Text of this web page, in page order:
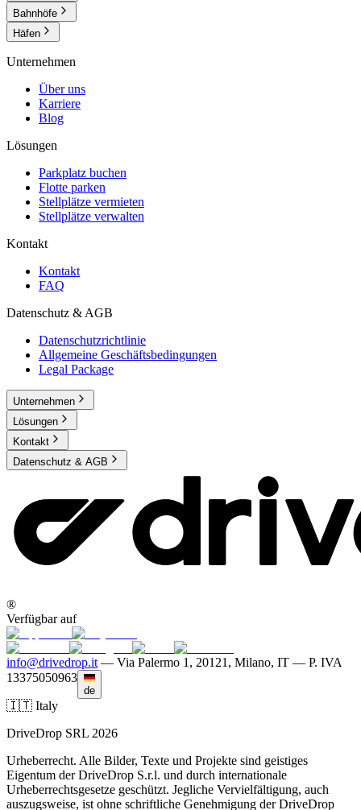
Bahnhöfe
Häfen
Unternehmen
Über uns
Karriere
Blog
Lösungen
Parkplatz buchen
Flotte parken
Stellplätze vermieten
Stellplätze verwalten
Kontakt
Kontakt
FAQ
Datenschutz & AGB
Datenschutzrichtlinie
Allgemeine Geschäftsbedingungen
Legal Package
Unternehmen
Lösungen
Kontakt
Datenschutz & AGB
®
Verfügbar auf
info@drivedrop.it — Via Palermo 1, 20121, Milano, IT — P. IVA
13375050963
de
🇮🇹 Italy
DriveDrop SRL 2026
Urheberrecht. Alle Bilder, Texte und Projekte sind geistiges
Eigentum der DriveDrop S.r.l. und durch internationale
Urheberrechtsgesetze geschützt. Jegliche Vervielfältigung, auch
auszugsweise, ist ohne schriftliche Genehmigung der DriveDrop